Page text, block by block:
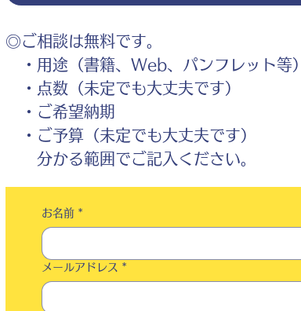
◎ご相談は無料です。
・用途（書籍、Web、パンフレット等）
・点数（未定でも大丈夫です）
・ご希望納期
・ご予算（未定でも大丈夫です）
分かる範囲でご記入ください。
お名前 *
メールアドレス *